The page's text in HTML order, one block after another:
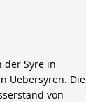
der Syre in
Uebersyren. Die
von